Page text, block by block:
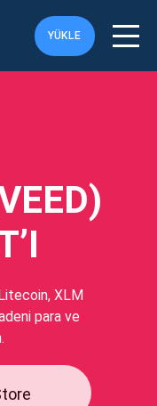
YÜKLE
XLM
para ve